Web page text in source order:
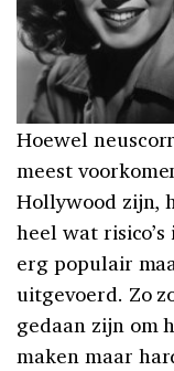
Hoewel
meest
Hollywood zijn,
heel wat
erg populair
uitgevoerd. Zo
gedaan zijn om
maken maar